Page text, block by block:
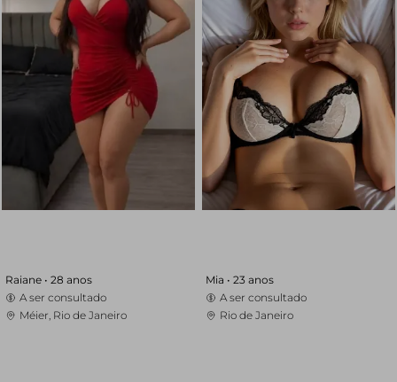
Raiane • 28 anos
A ser consultado
Méier, Rio de Janeiro
Mia • 23 anos
A ser consultado
Rio de Janeiro